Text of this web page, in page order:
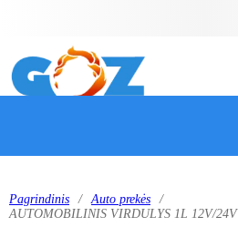
Pagrindinis / Auto prekės
/
AUTOMOBILINIS VIRDULYS 1L 12V/24V